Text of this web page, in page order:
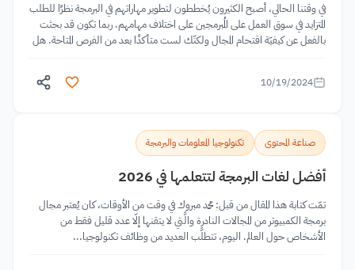
في وقتنا الحالي، أصبح الكثيرون يُخططون لتطوير مهاراتهم في البرمجة نظرًا للطلب
المتزايد في سوق العمل على المُبرمجين على اختلاف مهامهم. ربما تكون قد بحثت
بالفعل عن كيفيّة اقتحام المجال ولكنّك لست متأكدًا بعد من الفرص المتاحة. هل
10/19/2024
صناعة المحتوى تكنولوجيا المعلومات والبرمجة
أفضل لغات البرمجة لتتعلمها في 2026
تمّت كتابة هذا المقال من قبل: محمد مبروك في وقت من الأوقات، كان يُعتبر مجال
برمجة الكمبيوتر من المجالات النادرة والَّتي لا يتقنها إلّا عدد قليل فقط من
الأشخاص حول العالم. اليوم، تتطلَّب العديد من وظائف تكنولوجيا...